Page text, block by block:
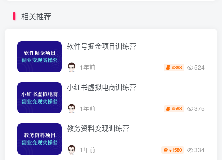
相关推荐
软件号掘金项目训练营
1年前 ¥398 524
小红书虚拟电商训练营
1年前 ¥598 375
教务资料变现训练营
1年前 ¥1580 334